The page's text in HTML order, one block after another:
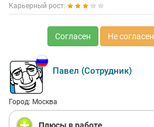
Карьерный рост:
Согласен Не согласен
Павел (Сотрудник)
Город: Москва